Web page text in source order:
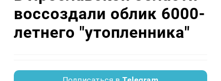
воссоздали облик 6000-
летнего "утопленника"